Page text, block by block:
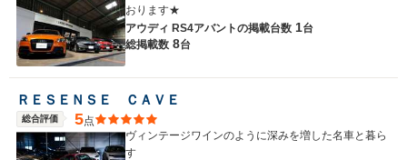
おります★
アウディ RS4アバントの掲載台数 1台
総掲載数 8台
ＲＥＳＥＮＳＥ ＣＡＶＥ
総合評価 5点
ヴィンテージワインのように深みを増した名車と暮ら
す